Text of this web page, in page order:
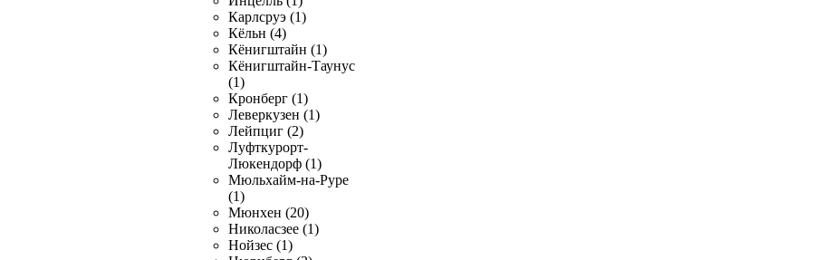
Карлсруэ (1)
Кёльн (4)
Кёнигштайн (1)
Кёнигштайн-Таунус
(1)
Кронберг (1)
Леверкузен (1)
Лейпциг (2)
Луфткурорт-
Люкендорф (1)
Мюльхайм-на-Руре
(1)
Мюнхен (20)
Николасзее (1)
Нойзес (1)